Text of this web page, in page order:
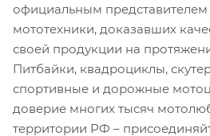
официальным
мототехники, доказавших
своей продукции на
Питбайки, квадроциклы,
спортивные и дорожные
доверие многих тысяч
территории РФ –